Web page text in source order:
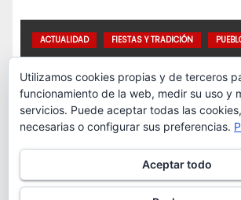
ACTUALIDAD FIESTAS Y TRADICIÓN
Utilizamos cookies propias y de terceros
funcionamiento de la web, medir su uso y
servicios. Puede aceptar todas las
necesarias o configurar sus preferencias.
Aceptar todo